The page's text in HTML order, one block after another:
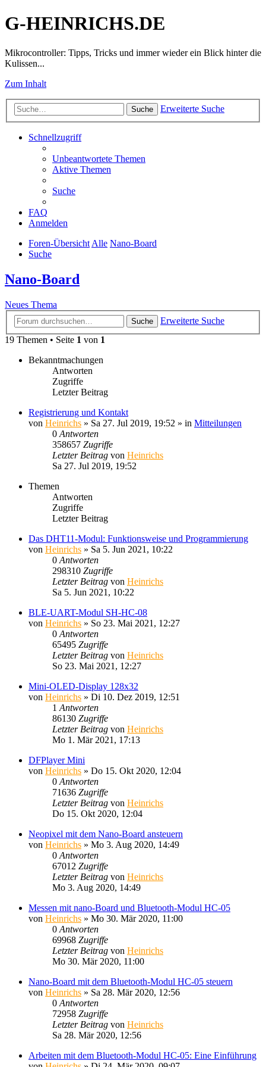
G-HEINRICHS.DE
Mikrocontroller: Tipps, Tricks und immer wieder ein Blick hinter die
Kulissen...
Zum Inhalt
Suche Erweiterte Suche
Schnellzugriff
Unbeantwortete Themen
Aktive Themen
Suche
FAQ
Anmelden
Foren-ÜbersichtAlle Nano-Board
Suche
Nano-Board
Neues Thema
Suche
Erweiterte Suche
19 Themen • Seite 1 von 1
Bekanntmachungen
Antworten
Zugriffe
Letzter Beitrag
Registrierung und Kontakt
von Heinrichs » Sa 27. Jul 2019, 19:52 » in Mitteilungen
0 Antworten
358657 Zugriffe
Letzter Beitrag von Heinrichs
Sa 27. Jul 2019, 19:52
Themen
Antworten
Zugriffe
Letzter Beitrag
Das DHT11-Modul: Funktionsweise und Programmierung
von Heinrichs » Sa 5. Jun 2021, 10:22
0 Antworten
298310 Zugriffe
Letzter Beitrag von Heinrichs
Sa 5. Jun 2021, 10:22
BLE-UART-Modul SH-HC-08
von Heinrichs » So 23. Mai 2021, 12:27
0 Antworten
65495 Zugriffe
Letzter Beitrag von Heinrichs
So 23. Mai 2021, 12:27
Mini-OLED-Display 128x32
von Heinrichs » Di 10. Dez 2019, 12:51
1 Antworten
86130 Zugriffe
Letzter Beitrag von Heinrichs
Mo 1. Mär 2021, 17:13
DFPlayer Mini
von Heinrichs » Do 15. Okt 2020, 12:04
0 Antworten
71636 Zugriffe
Letzter Beitrag von Heinrichs
Do 15. Okt 2020, 12:04
Neopixel mit dem Nano-Board ansteuern
von Heinrichs » Mo 3. Aug 2020, 14:49
0 Antworten
67012 Zugriffe
Letzter Beitrag von Heinrichs
Mo 3. Aug 2020, 14:49
Messen mit nano-Board und Bluetooth-Modul HC-05
von Heinrichs » Mo 30. Mär 2020, 11:00
0 Antworten
69968 Zugriffe
Letzter Beitrag von Heinrichs
Mo 30. Mär 2020, 11:00
Nano-Board mit dem Bluetooth-Modul HC-05 steuern
von Heinrichs » Sa 28. Mär 2020, 12:56
0 Antworten
72958 Zugriffe
Letzter Beitrag von Heinrichs
Sa 28. Mär 2020, 12:56
Arbeiten mit dem Bluetooth-Modul HC-05: Eine Einführung